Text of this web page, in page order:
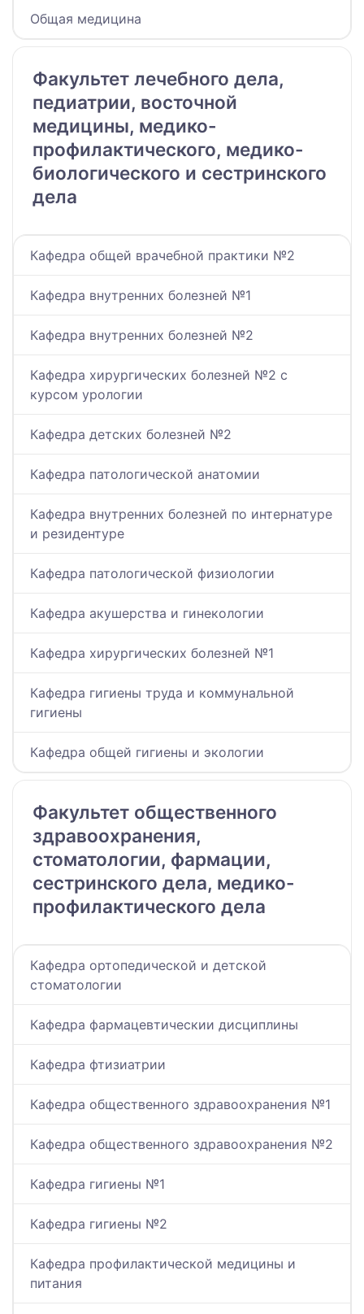
Общая медицина
Факультет лечебного дела,
педиатрии, восточной
медицины, медико-
профилактического, медико-
биологического и сестринского
дела
Кафедра общей врачебной практики №2
Кафедра внутренних болезней №1
Кафедра внутренних болезней №2
Кафедра хирургических болезней №2 с
курсом урологии
Кафедра детских болезней №2
Кафедра патологической анатомии
Кафедра внутренних болезней по интернатуре
и резидентуре
Кафедра патологической физиологии
Кафедра акушерства и гинекологии
Кафедра хирургических болезней №1
Кафедра гигиены труда и коммунальной
гигиены
Кафедра общей гигиены и экологии
Факультет общественного
здравоохранения,
стоматологии, фармации,
сестринского дела, медико-
профилактического дела
Кафедра ортопедической и детской
стоматологии
Кафедра фармацевтическии дисциплины
Кафедра фтизиатрии
Кафедра общественного здравоохранения №1
Кафедра общественного здравоохранения №2
Кафедра гигиены №1
Кафедра гигиены №2
Кафедра профилактической медицины и
питания